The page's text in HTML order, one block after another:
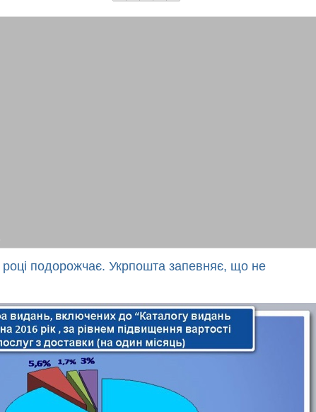
подорожчає. Укрпошта запевняє, що не